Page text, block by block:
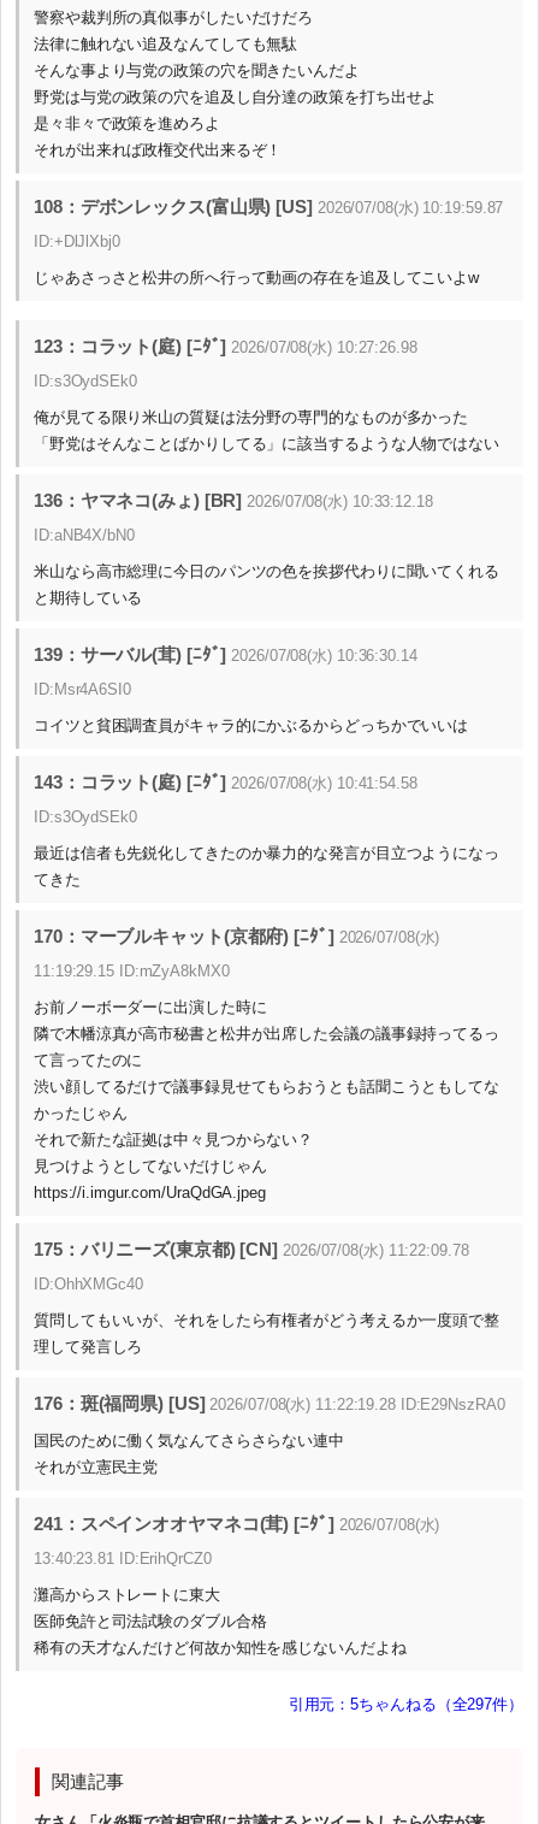
警察や裁判所の真似事がしたいだけだろ
法律に触れない追及なんてしても無駄
そんな事より与党の政策の穴を聞きたいんだよ
野党は与党の政策の穴を追及し自分達の政策を打ち出せよ
是々非々で政策を進めろよ
それが出来れば政権交代出来るぞ！
108：デボンレックス(富山県) [US] 2026/07/08(水) 10:19:59.87
ID:+DlJlXbj0
じゃあさっさと松井の所へ行って動画の存在を追及してこいよw
123：コラット(庭) [ﾆﾀﾞ] 2026/07/08(水) 10:27:26.98
ID:s3OydSEk0
俺が見てる限り米山の質疑は法分野の専門的なものが多かった
「野党はそんなことばかりしてる」に該当するような人物ではない
136：ヤマネコ(みょ) [BR] 2026/07/08(水) 10:33:12.18
ID:aNB4X/bN0
米山なら高市総理に今日のパンツの色を挨拶代わりに聞いてくれる
と期待している
139：サーバル(茸) [ﾆﾀﾞ] 2026/07/08(水) 10:36:30.14
ID:Msr4A6SI0
コイツと貧困調査員がキャラ的にかぶるからどっちかでいいは
143：コラット(庭) [ﾆﾀﾞ] 2026/07/08(水) 10:41:54.58
ID:s3OydSEk0
最近は信者も先鋭化してきたのか暴力的な発言が目立つようになっ
てきた
170：マーブルキャット(京都府) [ﾆﾀﾞ] 2026/07/08(水)
11:19:29.15 ID:mZyA8kMX0
お前ノーボーダーに出演した時に
隣で木幡涼真が高市秘書と松井が出席した会議の議事録持ってるっ
て言ってたのに
渋い顔してるだけで議事録見せてもらおうとも話聞こうともしてな
かったじゃん
それで新たな証拠は中々見つからない？
見つけようとしてないだけじゃん
https://i.imgur.com/UraQdGA.jpeg
175：バリニーズ(東京都) [CN] 2026/07/08(水) 11:22:09.78
ID:OhhXMGc40
質問してもいいが、それをしたら有権者がどう考えるか一度頭で整
理して発言しろ
176：斑(福岡県) [US] 2026/07/08(水) 11:22:19.28 ID:E29NszRA0
国民のために働く気なんてさらさらない連中
それが立憲民主党
241：スペインオオヤマネコ(茸) [ﾆﾀﾞ] 2026/07/08(水)
13:40:23.81 ID:ErihQrCZ0
灘高からストレートに東大
医師免許と司法試験のダブル合格
稀有の天才なんだけど何故か知性を感じないんだよね
引用元：5ちゃんねる（全297件）
関連記事